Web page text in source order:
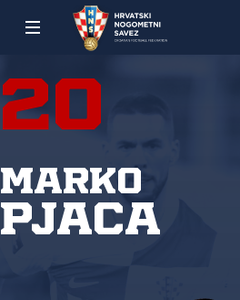
20
Marko
Pjaca